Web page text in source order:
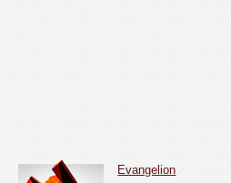
Evangelion